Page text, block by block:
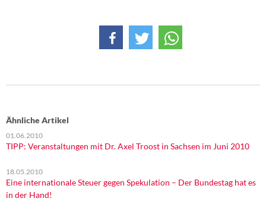
Ähnliche Artikel
01.06.2010
TIPP: Veranstaltungen mit Dr. Axel Troost in Sachsen im Juni 2010
18.05.2010
Eine internationale Steuer gegen Spekulation – Der Bundestag hat es
in der Hand!